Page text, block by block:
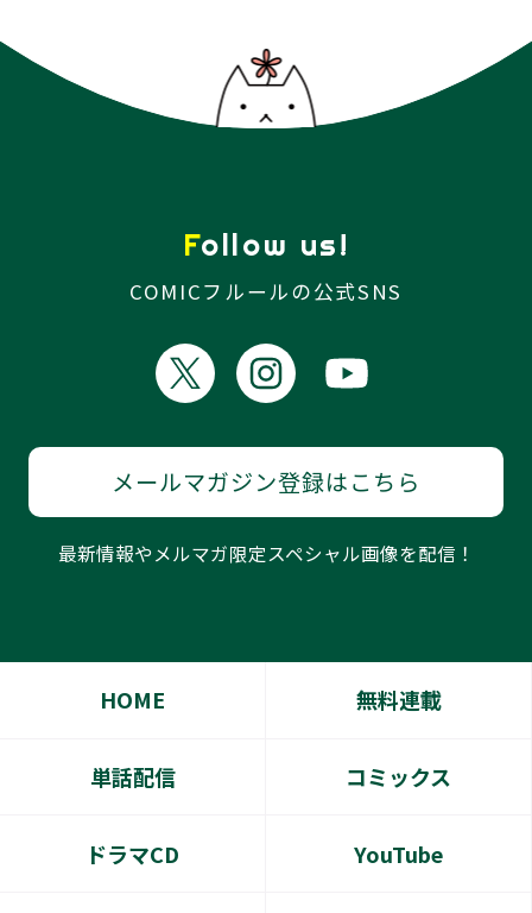
Follow us!
COMICフルールの公式SNS
メールマガジン登録はこちら
最新情報やメルマガ限定スペシャル画像を配信！
HOME 無料連載
単話配信 コミックス
ドラマCD YouTube